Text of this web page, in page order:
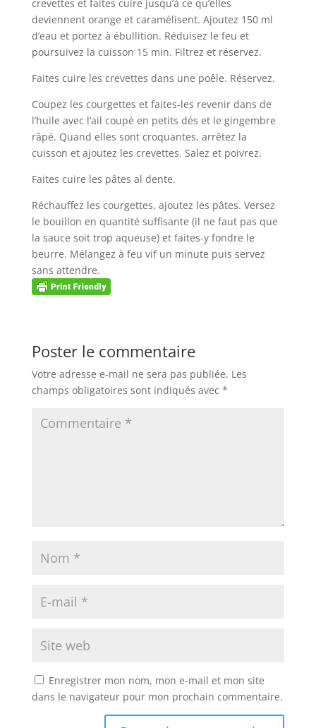
crevettes et faites cuire jusqu’à ce qu’elles
deviennent orange et caramélisent. Ajoutez 150 ml
d’eau et portez à ébullition. Réduisez le feu et
poursuivez la cuisson 15 min. Filtrez et réservez.
Faites cuire les crevettes dans une poêle. Réservez.
Coupez les courgettes et faites-les revenir dans de
l’huile avec l’ail coupé en petits dés et le gingembre
râpé. Quand elles sont croquantes, arrêtez la
cuisson et ajoutez les crevettes. Salez et poivrez.
Faites cuire les pâtes al dente.
Réchauffez les courgettes, ajoutez les pâtes. Versez
le bouillon en quantité suffisante (il ne faut pas que
la sauce soit trop aqueuse) et faites-y fondre le
beurre. Mélangez à feu vif un minute puis servez
sans attendre.
Poster le commentaire
Votre adresse e-mail ne sera pas publiée. Les
champs obligatoires sont indiqués avec *
Enregistrer mon nom, mon e-mail et mon site
dans le navigateur pour mon prochain commentaire.